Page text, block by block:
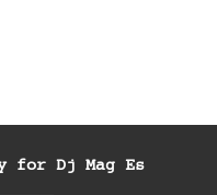
for Dj Mag Es